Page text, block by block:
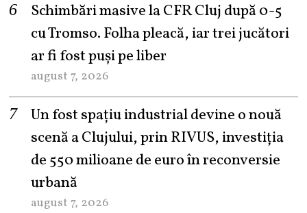
Schimbări masive la CFR Cluj după 0-5
cu Tromso. Folha pleacă, iar trei jucători
ar fi fost puși pe liber
august 7, 2026
Un fost spațiu industrial devine o nouă
scenă a Clujului, prin RIVUS, investiția
de 550 milioane de euro în reconversie
urbană
august 7, 2026